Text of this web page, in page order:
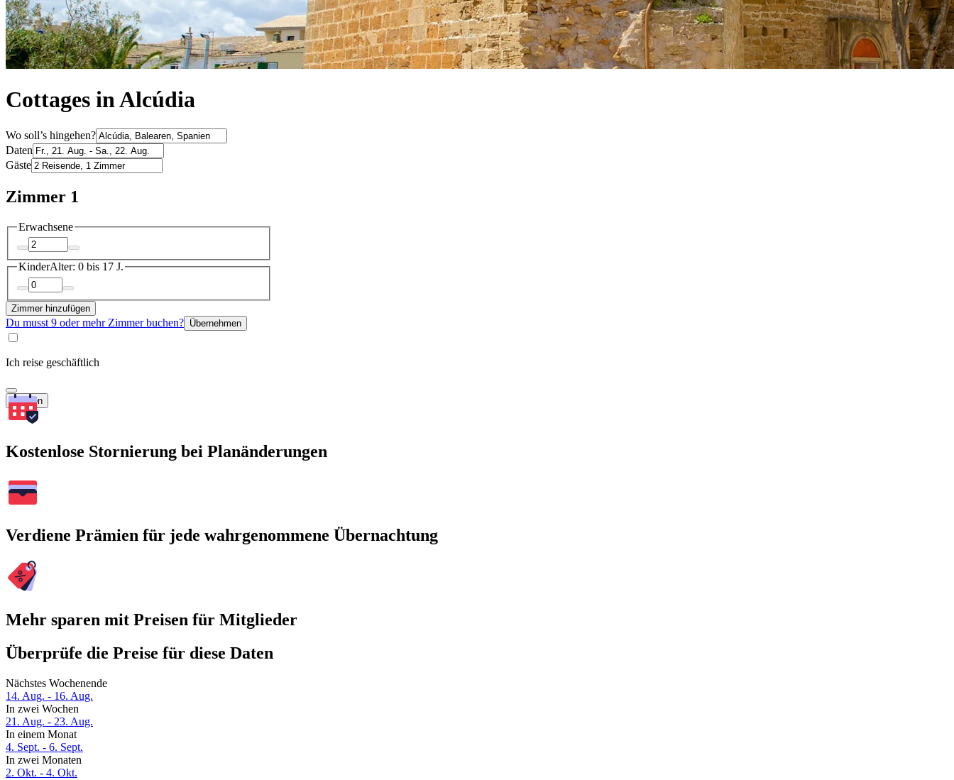
Cottages in Alcúdia
Wo soll’s hingehen?
Daten
Gäste
Zimmer 1
Erwachsene
KinderAlter: 0 bis 17 J.
Zimmer hinzufügen
Du musst 9 oder mehr Zimmer buchen? Übernehmen
Ich reise geschäftlich
Suchen
Kostenlose Stornierung bei Planänderungen
Verdiene Prämien für jede wahrgenommene Übernachtung
Mehr sparen mit Preisen für Mitglieder
Überprüfe die Preise für diese Daten
Nächstes Wochenende
14. Aug. - 16. Aug.
In zwei Wochen
21. Aug. - 23. Aug.
In einem Monat
4. Sept. - 6. Sept.
In zwei Monaten
2. Okt. - 4. Okt.